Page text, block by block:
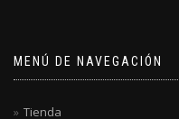
MENÚ DE NAVEGACIÓN
Tienda